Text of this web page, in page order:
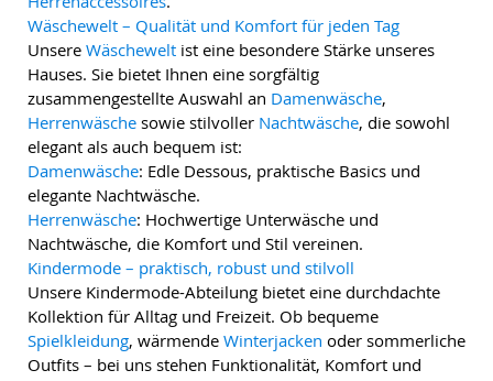
Wäschewelt – Qualität und Komfort für jeden Tag
Unsere Wäschewelt ist eine besondere Stärke unseres
Hauses. Sie bietet Ihnen eine sorgfältig
zusammengestellte Auswahl an Damenwäsche,
Herrenwäsche sowie stilvoller Nachtwäsche, die sowohl
elegant als auch bequem ist:
Damenwäsche: Edle Dessous, praktische Basics und
elegante Nachtwäsche.
Herrenwäsche: Hochwertige Unterwäsche und
Nachtwäsche, die Komfort und Stil vereinen.
Kindermode – praktisch, robust und stilvoll
Unsere Kindermode-Abteilung bietet eine durchdachte
Kollektion für Alltag und Freizeit. Ob bequeme
Spielkleidung, wärmende Winterjacken oder sommerliche
Outfits – bei uns stehen Funktionalität, Komfort und